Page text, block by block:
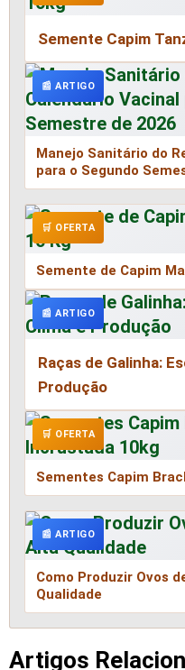
Semente Capim
📰 ARTIGO
Manejo Sanitário do
para o Segundo
🛒 OFERTA
Semente de Capim
📰 ARTIGO
Raças de Galinha:
Produção
🛒 OFERTA
Sementes Capim
📰 ARTIGO
Como Produzir Ovos
Qualidade
Artigos